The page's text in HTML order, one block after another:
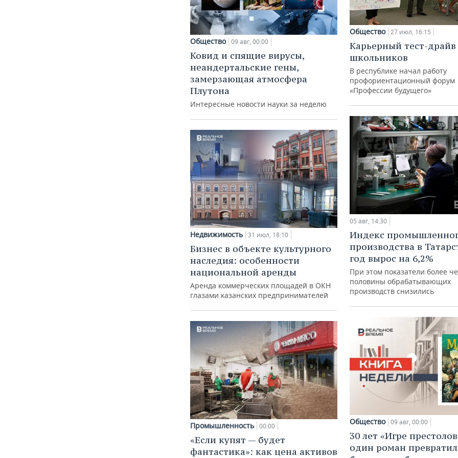
Общество 09 авг, 00:00
Ковид и спящие вирусы,
неандертальские гены,
замерзающая атмосфера
Плутона
Интересные новости науки за неделю
Недвижимость 31 июл, 18:10
Бизнес в объекте культурного
наследия: особенности
национальной аренды
Аренда коммерческих площадей в ОКН
глазами казанских предпринимателей
Промышленность 00:00
«Если купят — будет
фантастика»: как цена активов
Общество 27 июл, 16:15
Карьерный тест-драйв
школьников
В республике начал работу
профориентационный форум
«Профессии будущего»
05 авг, 14:30
Индекс
производства в
год вырос на 6,2%
При этом показатели более
половины обрабатывающих
производств снизились
Общество 09 авг, 00:00
30 лет «Игре
один роман